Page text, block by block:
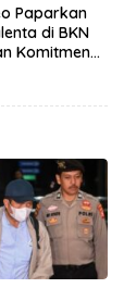
Paparkan
di BKN
Komitmen